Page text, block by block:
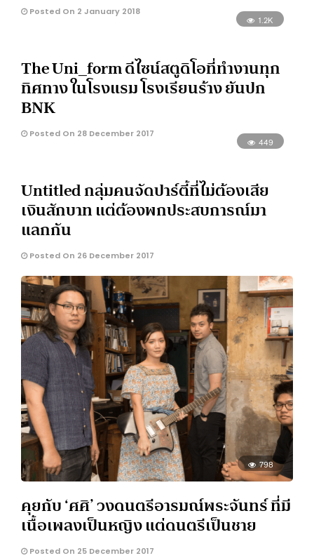
Posted On 2 January 2018
1.2K
The Uni_form ดีไซน์สตูดิโอที่ทำงานทุก
ทิศทาง ในโรงแรม โรงเรียนร้าง ยันปก
BNK
Posted On 28 December 2017
449
Untitled กลุ่มคนจัดปาร์ตี้ที่ไม่ต้องเสีย
เงินสักบาท แต่ต้องพกประสบการณ์มา
แลกกัน
Posted On 26 December 2017
798
คุยกับ ‘ศศิ’ วงดนตรีอารมณ์พระจันทร์ ที่มี
เนื้อเพลงเป็นหญิง แต่ดนตรีเป็นชาย
Posted On 25 December 2017